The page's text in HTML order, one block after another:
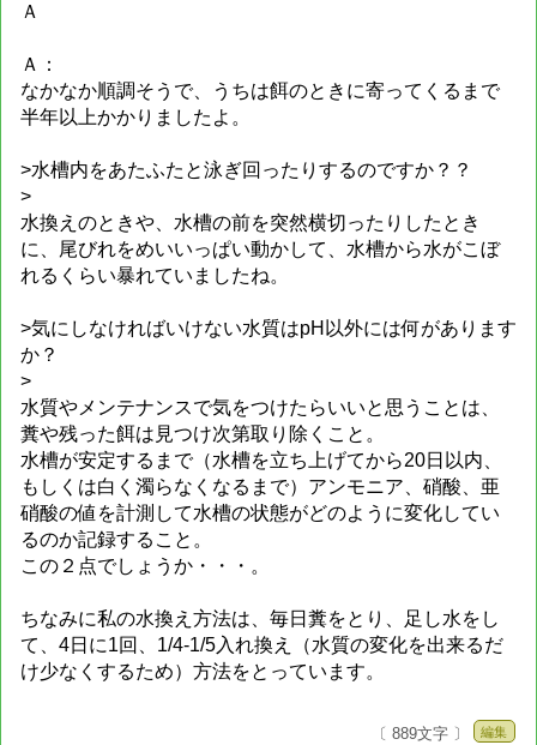
Ａ
Ａ：
なかなか順調そうで、うちは餌のときに寄ってくるまで
半年以上かかりましたよ。
>水槽内をあたふたと泳ぎ回ったりするのですか？？
>
水換えのときや、水槽の前を突然横切ったりしたとき
に、尾びれをめいいっぱい動かして、水槽から水がこぼ
れるくらい暴れていましたね。
>気にしなければいけない水質はpH以外には何があります
か？
>
水質やメンテナンスで気をつけたらいいと思うことは、
糞や残った餌は見つけ次第取り除くこと。
水槽が安定するまで（水槽を立ち上げてから20日以内、
もしくは白く濁らなくなるまで）アンモニア、硝酸、亜
硝酸の値を計測して水槽の状態がどのように変化してい
るのか記録すること。
この２点でしょうか・・・。
ちなみに私の水換え方法は、毎日糞をとり、足し水をし
て、4日に1回、1/4-1/5入れ換え（水質の変化を出来るだ
け少なくするため）方法をとっています。
〔 889文字 〕 編集